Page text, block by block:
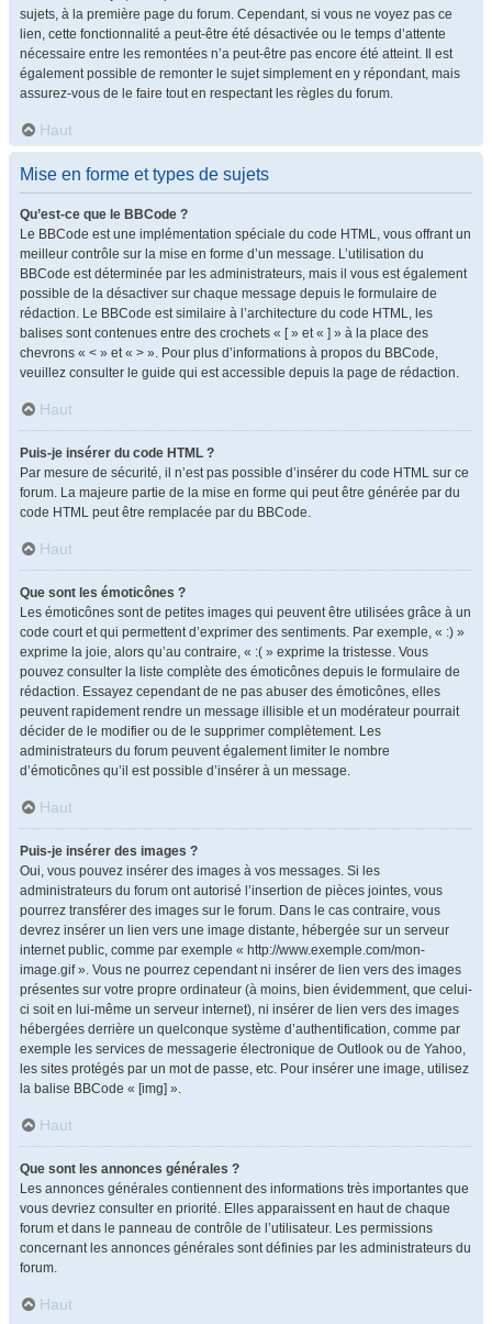
sujets, à la première page du forum. Cependant, si vous ne voyez pas ce
lien, cette fonctionnalité a peut-être été désactivée ou le temps d’attente
nécessaire entre les remontées n’a peut-être pas encore été atteint. Il est
également possible de remonter le sujet simplement en y répondant, mais
assurez-vous de le faire tout en respectant les règles du forum.
Haut
Mise en forme et types de sujets
Qu’est-ce que le BBCode ?
Le BBCode est une implémentation spéciale du code HTML, vous offrant un
meilleur contrôle sur la mise en forme d’un message. L’utilisation du
BBCode est déterminée par les administrateurs, mais il vous est également
possible de la désactiver sur chaque message depuis le formulaire de
rédaction. Le BBCode est similaire à l’architecture du code HTML, les
balises sont contenues entre des crochets « [ » et « ] » à la place des
chevrons « < » et « > ». Pour plus d’informations à propos du BBCode,
veuillez consulter le guide qui est accessible depuis la page de rédaction.
Haut
Puis-je insérer du code HTML ?
Par mesure de sécurité, il n’est pas possible d’insérer du code HTML sur ce
forum. La majeure partie de la mise en forme qui peut être générée par du
code HTML peut être remplacée par du BBCode.
Haut
Que sont les émoticônes ?
Les émoticônes sont de petites images qui peuvent être utilisées grâce à un
code court et qui permettent d’exprimer des sentiments. Par exemple, « :) »
exprime la joie, alors qu’au contraire, « :( » exprime la tristesse. Vous
pouvez consulter la liste complète des émoticônes depuis le formulaire de
rédaction. Essayez cependant de ne pas abuser des émoticônes, elles
peuvent rapidement rendre un message illisible et un modérateur pourrait
décider de le modifier ou de le supprimer complètement. Les
administrateurs du forum peuvent également limiter le nombre
d’émoticônes qu’il est possible d’insérer à un message.
Haut
Puis-je insérer des images ?
Oui, vous pouvez insérer des images à vos messages. Si les
administrateurs du forum ont autorisé l’insertion de pièces jointes, vous
pourrez transférer des images sur le forum. Dans le cas contraire, vous
devrez insérer un lien vers une image distante, hébergée sur un serveur
internet public, comme par exemple « http://www.exemple.com/mon-
image.gif ». Vous ne pourrez cependant ni insérer de lien vers des images
présentes sur votre propre ordinateur (à moins, bien évidemment, que celui-
ci soit en lui-même un serveur internet), ni insérer de lien vers des images
hébergées derrière un quelconque système d’authentification, comme par
exemple les services de messagerie électronique de Outlook ou de Yahoo,
les sites protégés par un mot de passe, etc. Pour insérer une image, utilisez
la balise BBCode « [img] ».
Haut
Que sont les annonces générales ?
Les annonces générales contiennent des informations très importantes que
vous devriez consulter en priorité. Elles apparaissent en haut de chaque
forum et dans le panneau de contrôle de l’utilisateur. Les permissions
concernant les annonces générales sont définies par les administrateurs du
forum.
Haut